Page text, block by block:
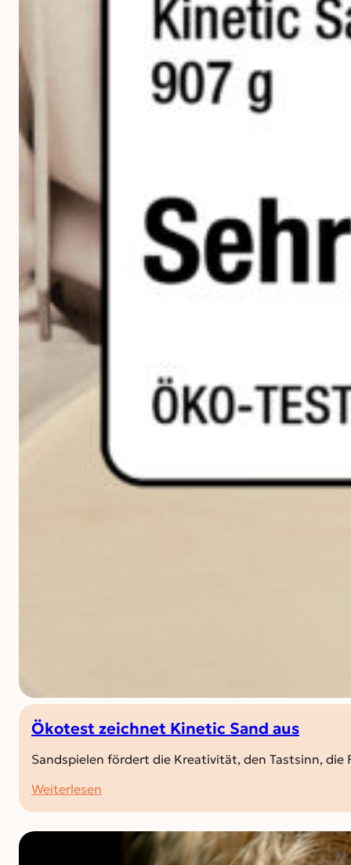
Ökotest zeichnet Kinetic Sand aus
Sandspielen fördert die Kreativität, den Tastsinn,
Weiterlesen
Ökotest
zeichnet
Kinetic